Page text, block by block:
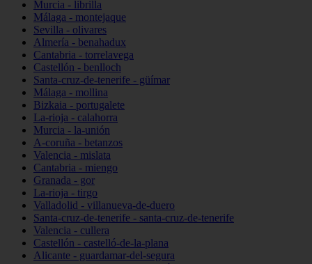
Murcia - librilla
Málaga - montejaque
Sevilla - olivares
Almería - benahadux
Cantabria - torrelavega
Castellón - benlloch
Santa-cruz-de-tenerife - güímar
Málaga - mollina
Bizkaia - portugalete
La-rioja - calahorra
Murcia - la-unión
A-coruña - betanzos
Valencia - mislata
Cantabria - miengo
Granada - gor
La-rioja - tirgo
Valladolid - villanueva-de-duero
Santa-cruz-de-tenerife - santa-cruz-de-tenerife
Valencia - cullera
Castellón - castelló-de-la-plana
Alicante - guardamar-del-segura